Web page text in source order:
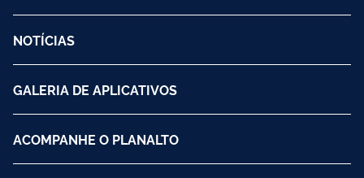
NOTÍCIAS
GALERIA DE APLICATIVOS
ACOMPANHE O PLANALTO